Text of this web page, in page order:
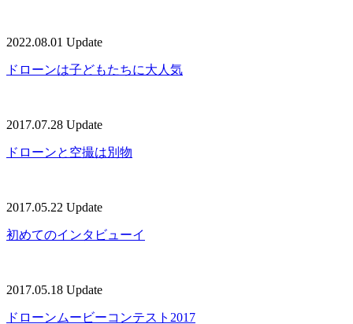
2022.08.01 Update
ドローンは子どもたちに大人気
2017.07.28 Update
ドローンと空撮は別物
2017.05.22 Update
初めてのインタビューイ
2017.05.18 Update
ドローンムービーコンテスト2017